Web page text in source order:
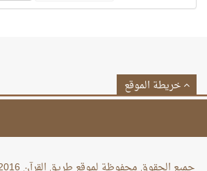
خريطة الموقع